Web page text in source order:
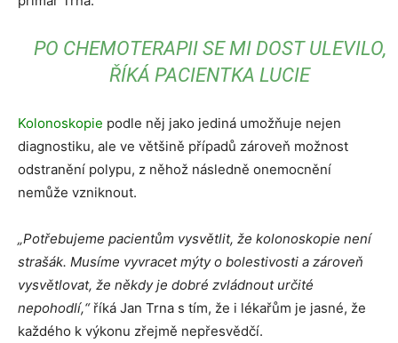
PO CHEMOTERAPII SE MI DOST ULEVILO,
ŘÍKÁ PACIENTKA LUCIE
Kolonoskopie podle něj jako jediná umožňuje nejen
diagnostiku, ale ve většině případů zároveň možnost
odstranění polypu, z něhož následně onemocnění
nemůže vzniknout.
„Potřebujeme pacientům vysvětlit, že kolonoskopie není
strašák. Musíme vyvracet mýty o bolestivosti a zároveň
vysvětlovat, že někdy je dobré zvládnout určité
nepohodlí,“ říká Jan Trna s tím, že i lékařům je jasné, že
každého k výkonu zřejmě nepřesvědčí.